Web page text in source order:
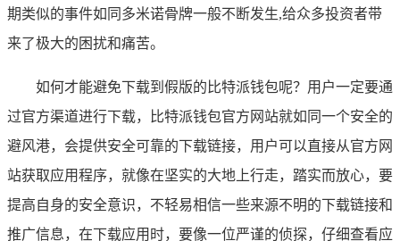
期类似的事件如同多米诺骨牌一般不断发生,给众多投资者带
来了极大的困扰和痛苦。
如何才能避免下载到假版的比特派钱包呢？用户一定要通
过官方渠道进行下载，比特派钱包官方网站就如同一个安全的
避风港，会提供安全可靠的下载链接，用户可以直接从官方网
站获取应用程序，就像在坚实的大地上行走，踏实而放心，要
提高自身的安全意识，不轻易相信一些来源不明的下载链接和
推广信息，在下载应用时，要像一位严谨的侦探，仔细查看应